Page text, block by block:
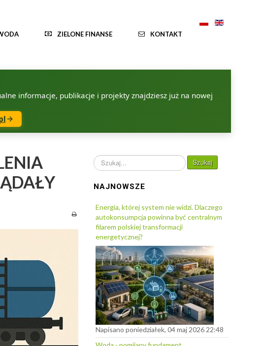
ZIELONE FINANSE KONTAKT
informacje, publikacje i projekty znajdziesz już na nowej
Szukaj... Szukaj
NAJNOWSZE
Energia, której system nie widzi. Dlaczego
autokonsumpcja powinna być centralnym
filarem polskiej transformacji
energetycznej?
Napisano poniedziałek, 04 maj 2026 22:48